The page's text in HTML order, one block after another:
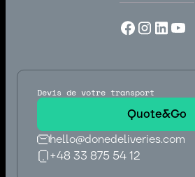
Devis de votre transport
Quote&Go
hello@donedeliveries.com
hello@donedeliveries.com
+48 33 875 54 12